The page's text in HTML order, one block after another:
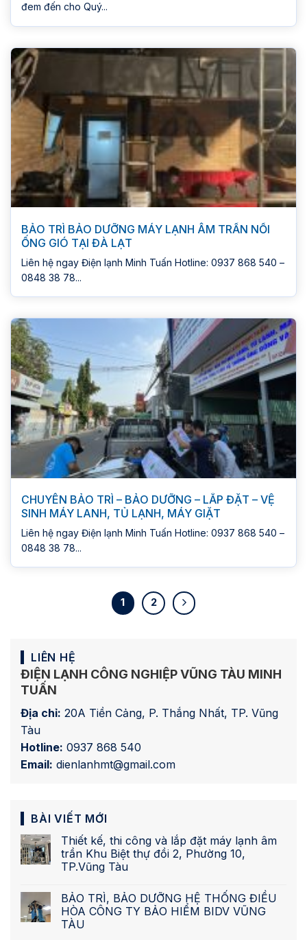
LIÊN HỆ
ĐIỆN LẠNH CÔNG NGHIỆP VŨNG TÀU MINH
TUẤN
Địa chỉ: 20A Tiền Cảng, P. Thắng Nhất, TP. Vũng
Tàu
Hotline: 0937 868 540
Email: dienlanhmt@gmail.com
BÀI VIẾT MỚI
Thiết kế, thi công và lắp đặt máy lạnh âm
trần Khu Biệt thự đồi 2, Phường 10,
TP.Vũng Tàu
BẢO TRÌ, BẢO DƯỠNG HỆ THỐNG ĐIỀU
HÒA CÔNG TY BẢO HIỂM BIDV VŨNG
TÀU
đem đến cho Quý...
BẢO TRÌ BẢO DƯỠNG MÁY LẠNH ÂM TRẦN NỐI
ỐNG GIÓ TẠI ĐÀ LẠT
Liên hệ ngay Điện lạnh Minh Tuấn Hotline: 0937 868 540 –
0848 38 78...
CHUYÊN BẢO TRÌ – BẢO DƯỠNG – LẮP ĐẶT – VỆ
SINH MÁY LANH, TỦ LẠNH, MÁY GIẶT
Liên hệ ngay Điện lạnh Minh Tuấn Hotline: 0937 868 540 –
0848 38 78...
1 2